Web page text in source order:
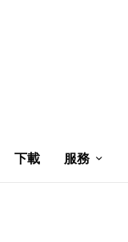
下載 服務